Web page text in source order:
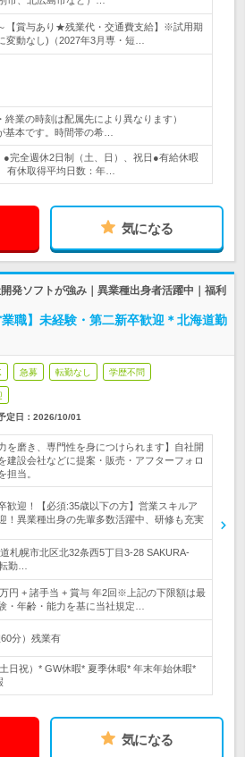
【賞与あり★残業代・交通費支給】※試用期
変動なし)（2027年3月専・短…
終業の時刻は配属先により異なります）
基本です。時間帯の希…
●完全週休2日制（土、日）、祝日●有給休暇
有休取得平均日数：年…
気になる
発ソフトが強み｜異業種出身者活躍中｜福利
職】未経験・第二新卒歓迎＊北海道勤
急募 転勤なし 学歴不問
定日： 2026/10/01
を磨き、専門性を身につけられます】自社開
建設会社などに提案・販売・アフターフォロ
担当。
歓迎！【必須:35歳以下の方】営業スキルア
！異業種出身の先輩多数活躍中、研修も充実
札幌市北区北32条西5丁目3-28 SAKURA-
勤…
円 + 諸手当 + 賞与 年2回※上記の下限額は最
・年齢・能力を基に当社規定…
分）残業有
日祝）* GW休暇* 夏季休暇* 年末年始休暇*
気になる